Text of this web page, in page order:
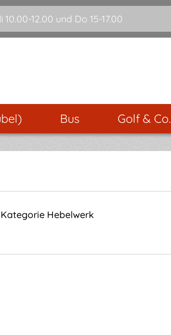
12.00 und Do 15-17.00
Bus Golf & Co.
Hebelwerk